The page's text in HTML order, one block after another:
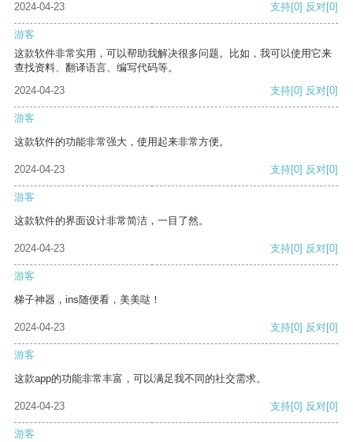
2024-04-23
支持[0] 反对[0]
游客
这款软件非常实用，可以帮助我解决很多问题。比如，我可以使用它来
查找资料、翻译语言、编写代码等。
2024-04-23
支持[0] 反对[0]
游客
这款软件的功能非常强大，使用起来非常方便。
2024-04-23 支持[0] 反对[0]
游客
这款软件的界面设计非常简洁，一目了然。
2024-04-23 支持[0] 反对[0]
游客
梯子神器，ins随便看，美美哒！
2024-04-23 支持[0] 反对[0]
游客
这款app的功能非常丰富，可以满足我不同的社交需求。
2024-04-23 支持[0] 反对[0]
游客